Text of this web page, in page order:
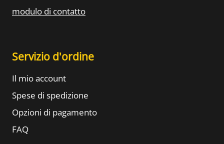
modulo di contatto
Servizio d'ordine
Il mio account
Spese di spedizione
Opzioni di pagamento
FAQ